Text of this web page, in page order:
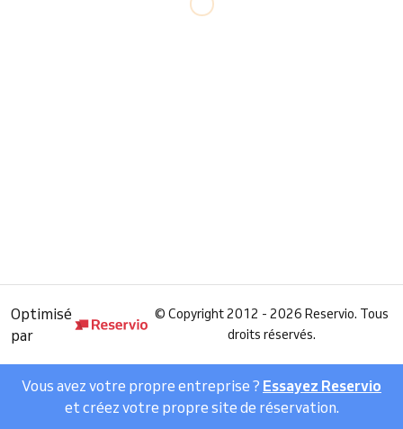
Optimisé
par
© Copyright 2012 - 2026 Reservio. Tous
droits réservés.
Vous avez votre propre entreprise ? Essayez Reservio
et créez votre propre site de réservation.